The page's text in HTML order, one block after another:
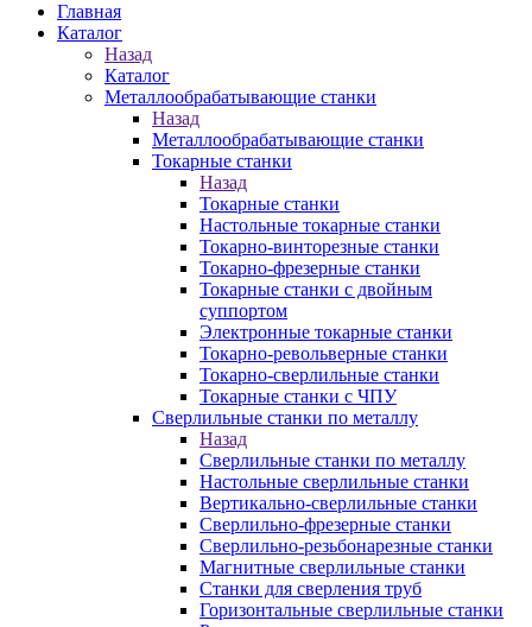
Главная
Каталог
Назад
Каталог
Металлообрабатывающие станки
Назад
Металлообрабатывающие станки
Токарные станки
Назад
Токарные станки
Настольные токарные станки
Токарно-винторезные станки
Токарно-фрезерные станки
Токарные станки с двойным
суппортом
Электронные токарные станки
Токарно-револьверные станки
Токарно-сверлильные станки
Токарные станки с ЧПУ
Сверлильные станки по металлу
Назад
Сверлильные станки по металлу
Настольные сверлильные станки
Вертикально-сверлильные станки
Сверлильно-фрезерные станки
Сверлильно-резьбонарезные станки
Магнитные сверлильные станки
Станки для сверления труб
Горизонтальные сверлильные станки